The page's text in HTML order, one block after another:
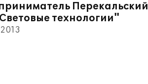
Перекальский
технологии"